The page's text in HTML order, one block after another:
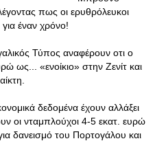
πως οι ερυθρόλευκοι
έναν χρόνο!
Τύπος αναφέρουν οτι ο
ως... «ενοίκιο» στην Ζενίτ και
δεδομένα έχουν αλλάξει
οι νταμπλούχοι 4-5 εκατ. ευρώ
δανεισμό του Πορτογάλου και